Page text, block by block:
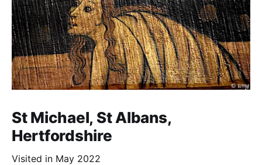
St Michael, St Albans,
Hertfordshire
Visited in May 2022